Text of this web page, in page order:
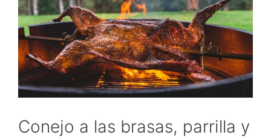
Conejo a las brasas, parrilla y